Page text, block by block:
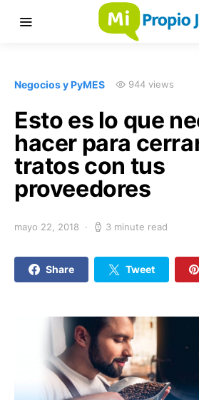
Negocios y PyMES 944 views
Esto es lo que
hacer para
tratos con tus
proveedores
mayo 22, 2018 3 minute read
Share Tweet